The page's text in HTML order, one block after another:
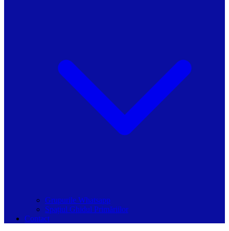
Grupurile Whatsapp
Spațiul Ghidul Primăriilor
Contact